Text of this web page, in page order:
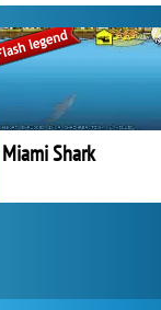
Miami Shark